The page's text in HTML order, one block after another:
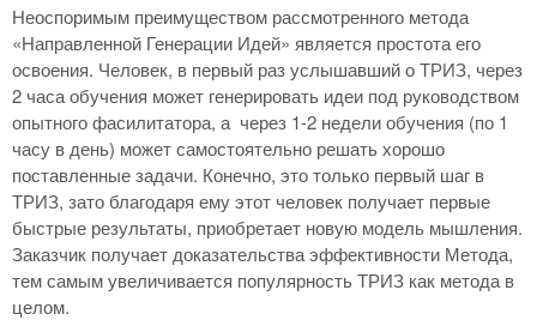
Неоспоримым преимуществом рассмотренного метода
«Направленной Генерации Идей» является простота его
освоения. Человек, в первый раз услышавший о ТРИЗ, через
2 часа обучения может генерировать идеи под руководством
опытного фасилитатора, а через 1-2 недели обучения (по 1
часу в день) может самостоятельно решать хорошо
поставленные задачи. Конечно, это только первый шаг в
ТРИЗ, зато благодаря ему этот человек получает первые
быстрые результаты, приобретает новую модель мышления.
Заказчик получает доказательства эффективности Метода,
тем самым увеличивается популярность ТРИЗ как метода в
целом.